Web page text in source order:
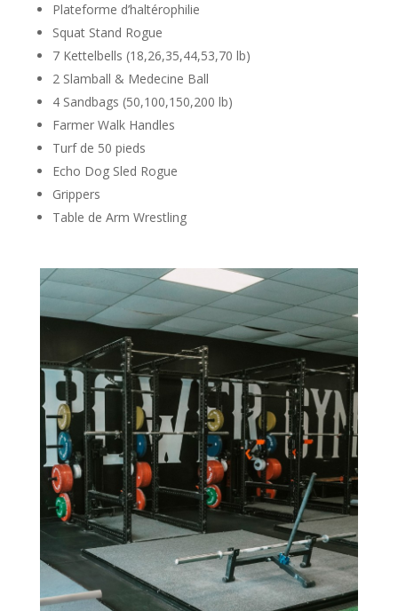
Plateforme d’haltérophilie
Squat Stand Rogue
7 Kettelbells (18,26,35,44,53,70 lb)
2 Slamball & Medecine Ball
4 Sandbags (50,100,150,200 lb)
Farmer Walk Handles
Turf de 50 pieds
Echo Dog Sled Rogue
Grippers
Table de Arm Wrestling